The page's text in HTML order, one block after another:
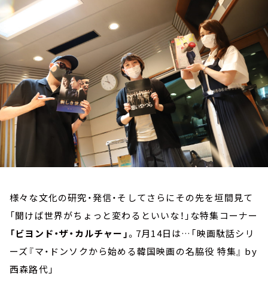
今日の番組表
週間番組表
トピックス
TBS Podcast
お知らせ
イベント・グッズ
YouTube
会社情報
様々な文化の研究・発信・そしてさらにその先を垣間見て
「聞けば世界がちょっと変わるといいな！」な特集コーナー
「ビヨンド・ザ・カルチャー」。7月14日は…「映画駄話シリ
ーズ『マ・ドンソクから始める韓国映画の名脇役 特集』 by
西森路代」